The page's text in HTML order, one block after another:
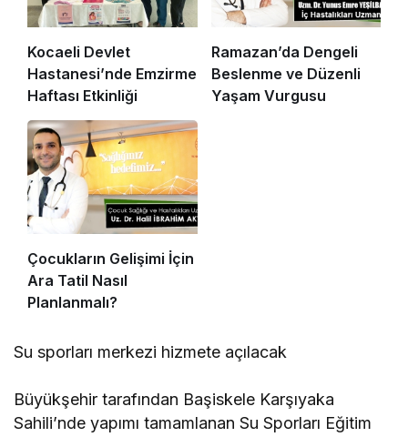
Kocaeli Devlet
Hastanesi’nde Emzirme
Haftası Etkinliği
Ramazan’da Dengeli
Beslenme ve Düzenli
Yaşam Vurgusu
Çocukların Gelişimi İçin
Ara Tatil Nasıl
Planlanmalı?
Su sporları merkezi hizmete açılacak
Büyükşehir tarafından Başiskele Karşıyaka
Sahili’nde yapımı tamamlanan Su Sporları Eğitim